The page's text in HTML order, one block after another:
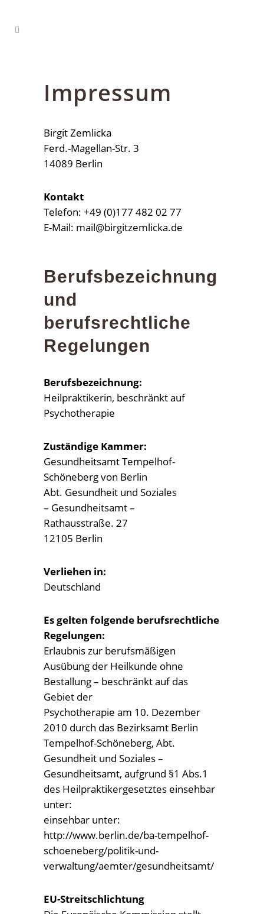
Impressum
Birgit Zemlicka
Ferd.-Magellan-Str. 3
14089 Berlin
Kontakt
Telefon: +49 (0)177 482 02 77
E-Mail: mail@birgitzemlicka.de
Berufsbezeichnung
und
berufsrechtliche
Regelungen
Berufsbezeichnung:
Heilpraktikerin, beschränkt auf
Psychotherapie
Zuständige Kammer:
Gesundheitsamt Tempelhof-
Schöneberg von Berlin
Abt. Gesundheit und Soziales
– Gesundheitsamt –
Rathausstraße. 27
12105 Berlin
Verliehen in:
Deutschland
Es gelten folgende berufsrechtliche
Regelungen:
Erlaubnis zur berufsmäßigen
Ausübung der Heilkunde ohne
Bestallung – beschränkt auf das
Gebiet der
Psychotherapie am 10. Dezember
2010 durch das Bezirksamt Berlin
Tempelhof-Schöneberg, Abt.
Gesundheit und Soziales –
Gesundheitsamt, aufgrund §1 Abs.1
des Heilpraktikergesetztes einsehbar
unter:
einsehbar unter:
http://www.berlin.de/ba-tempelhof-
schoeneberg/politik-und-
verwaltung/aemter/gesundheitsamt/
EU-Streitschlichtung